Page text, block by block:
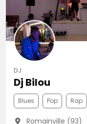
DJ
Dj Bilou
Blues Pop Rap
Romainville (93)